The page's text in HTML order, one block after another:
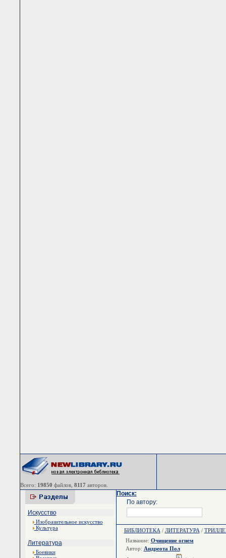
Всего: 19850 файлов, 8117 авторов.
Искусство
Изобразительное искусство
Культура
Литература
Боевики
Поиск:
По автору:
БИБЛИОТЕКА / ЛИТЕРАТУРА /
Название: Очищение огнем
Автор: Андреота Пол